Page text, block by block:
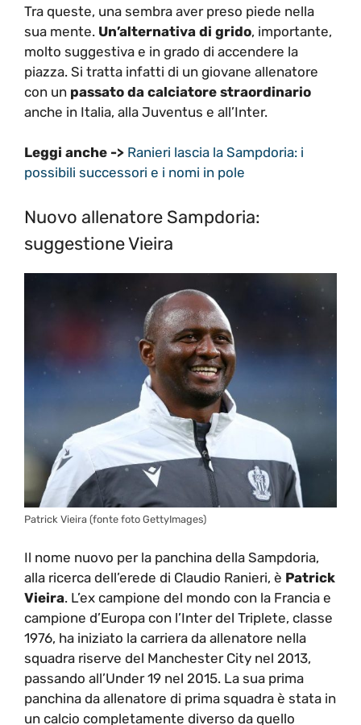
Tra queste, una sembra aver preso piede nella
sua mente. Un’alternativa di grido, importante,
molto suggestiva e in grado di accendere la
piazza. Si tratta infatti di un giovane allenatore
con un passato da calciatore straordinario
anche in Italia, alla Juventus e all’Inter.
Leggi anche -> Ranieri lascia la Sampdoria: i
possibili successori e i nomi in pole
Nuovo allenatore Sampdoria:
suggestione Vieira
Patrick Vieira (fonte foto GettyImages)
Il nome nuovo per la panchina della Sampdoria,
alla ricerca dell’erede di Claudio Ranieri, è Patrick
Vieira. L’ex campione del mondo con la Francia e
campione d’Europa con l’Inter del Triplete, classe
1976, ha iniziato la carriera da allenatore nella
squadra riserve del Manchester City nel 2013,
passando all’Under 19 nel 2015. La sua prima
panchina da allenatore di prima squadra è stata in
un calcio completamente diverso da quello